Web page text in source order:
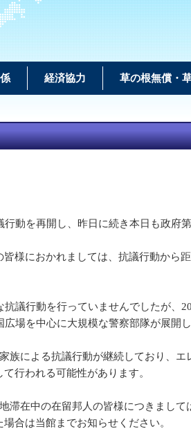
経済協力 草の根無償・
動を再開し、昨日に続き本日も政
様におかれましては、抗議行動から
議行動を行っていませんでしたが、
場を中心に大規模な警察部隊が展開し
による抗議行動が継続しており、
行われる可能性があります。
在中の在留邦人の皆様につきまし
合は当館までお知らせください。